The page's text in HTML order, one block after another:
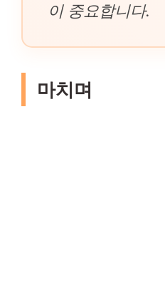
이 중요합니다.
마치며